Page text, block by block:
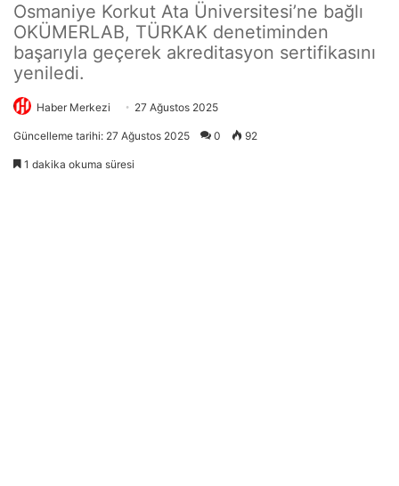
Osmaniye Korkut Ata Üniversitesi’ne bağlı
OKÜMERLAB, TÜRKAK denetiminden
başarıyla geçerek akreditasyon sertifikasını
yeniledi.
Haber Merkezi 27 Ağustos 2025
Güncelleme tarihi: 27 Ağustos 2025 0 92
1 dakika okuma süresi